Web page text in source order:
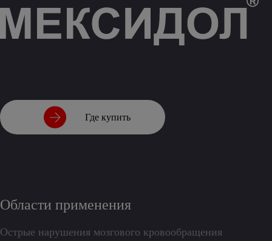
Где купить
Области применения
Острые нарушения мозгового кровообращения